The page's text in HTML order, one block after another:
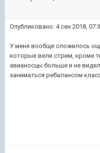
Опубликовано: 4 сен 2018,
У меня вообще сложилось
которые вели стрим, кроме
авианосцы больше и не
заниматься ребалансом